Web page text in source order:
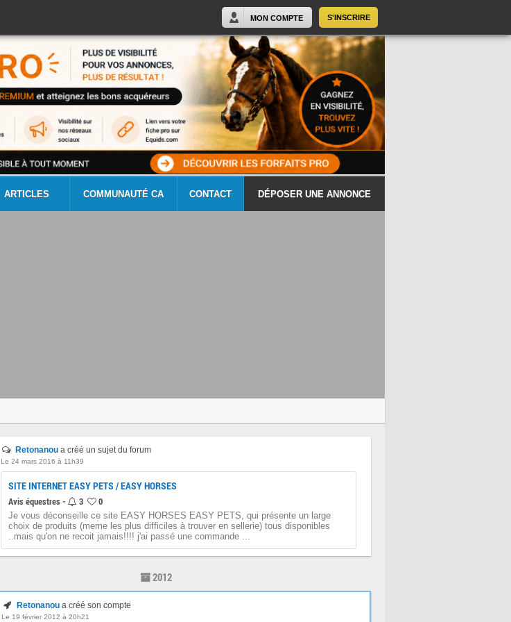
S'INSCRIRE
MON COMPTE
ARTICLES COMMUNAUTÉ CA CONTACT DÉPOSER UNE ANNONCE
Retonanou a créé un sujet du forum
Le 24 mars 2016 à 11h39
SITE INTERNET EASY PETS / EASY HORSES
Avis équestres - 3 0
Je vous déconseille ce site EASY HORSES EASY PETS, qui présente un large
choix de produits (meme les plus difficiles à trouver en sellerie) tous disponibles
..mais qu'on ne recoit jamais!!!! j'ai passé une commande ...
2012
Retonanoua créé son compte
Le 19 février 2012 à 20h21